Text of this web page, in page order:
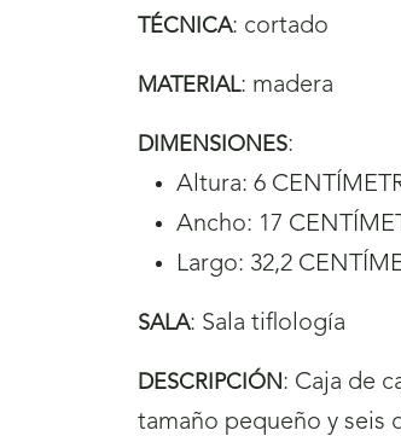
TÉCNICA: cortado
MATERIAL: madera
DIMENSIONES:
Altura: 6
Ancho: 17
Largo: 32,2
SALA: Sala tiflología
DESCRIPCIÓN: Caja de
tamaño pequeño y seis